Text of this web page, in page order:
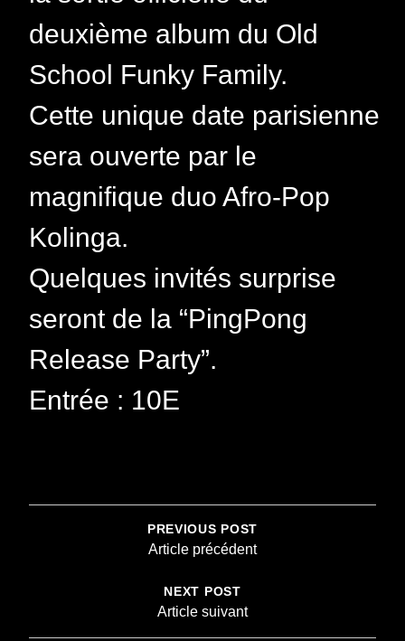
deuxième album du Old
School Funky Family.
Cette unique date parisienne
sera ouverte par le
magnifique duo Afro-Pop
Kolinga.
Quelques invités surprise
seront de la “PingPong
Release Party”.
Entrée : 10E
NAVIGATION
PREVIOUS POST
Article précédent
NEXT POST
Article suivant